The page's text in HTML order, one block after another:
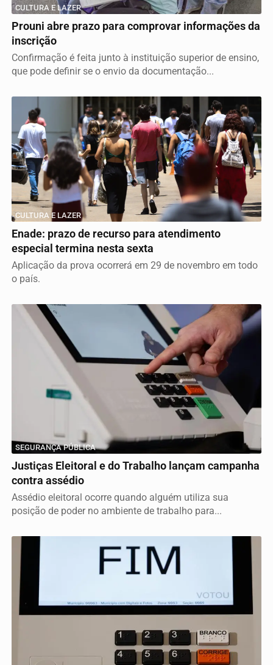
CULTURA E LAZER
Prouni abre prazo para comprovar informações da
inscrição
Confirmação é feita junto à instituição superior de ensino,
que pode definir se o envio da documentação...
CULTURA E LAZER
Enade: prazo de recurso para atendimento
especial termina nesta sexta
Aplicação da prova ocorrerá em 29 de novembro em todo
o país.
SEGURANÇA PÚBLICA
Justiças Eleitoral e do Trabalho lançam campanha
contra assédio
Assédio eleitoral ocorre quando alguém utiliza sua
posição de poder no ambiente de trabalho para...